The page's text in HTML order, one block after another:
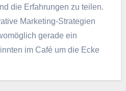
die Erfahrungen zu teilen.
Marketing-Strategien
gerade ein
im Café um die Ecke